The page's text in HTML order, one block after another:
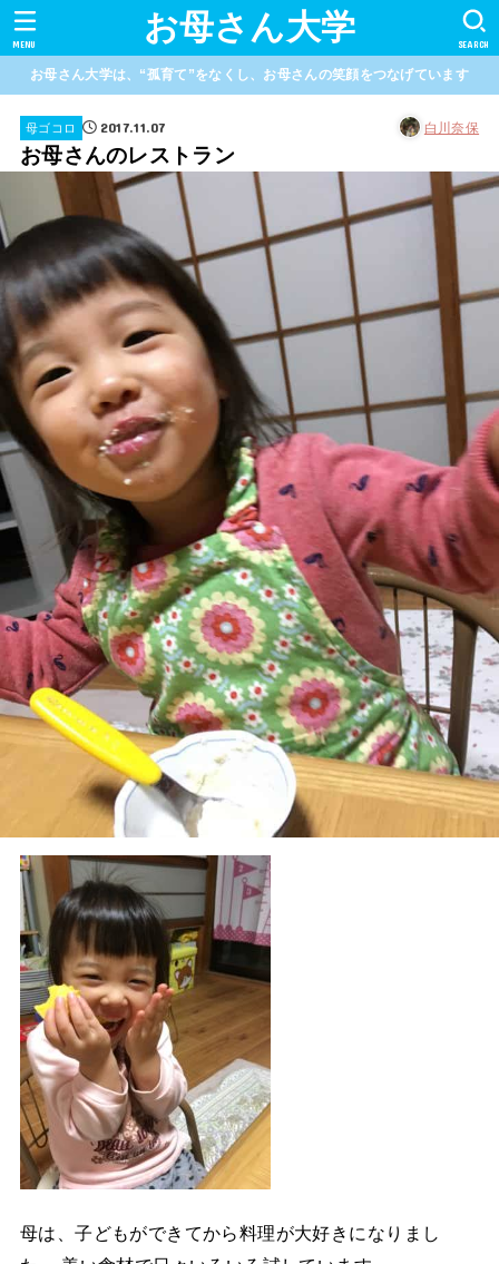
お母さん大学 SEARCH
MENU
お母さん大学は、“孤育て”をなくし、お母さんの笑顔をつなげています
母ゴコロ 2017.11.07 白川奈保
お母さんのレストラン
母は、子どもができてから料理が大好きになりまし